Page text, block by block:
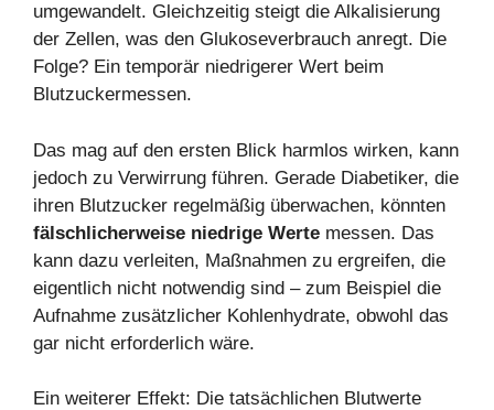
umgewandelt. Gleichzeitig steigt die Alkalisierung
der Zellen, was den Glukoseverbrauch anregt. Die
Folge? Ein temporär niedrigerer Wert beim
Blutzuckermessen.
Das mag auf den ersten Blick harmlos wirken, kann
jedoch zu Verwirrung führen. Gerade Diabetiker, die
ihren Blutzucker regelmäßig überwachen, könnten
fälschlicherweise niedrige Werte messen. Das
kann dazu verleiten, Maßnahmen zu ergreifen, die
eigentlich nicht notwendig sind – zum Beispiel die
Aufnahme zusätzlicher Kohlenhydrate, obwohl das
gar nicht erforderlich wäre.
Ein weiterer Effekt: Die tatsächlichen Blutwerte